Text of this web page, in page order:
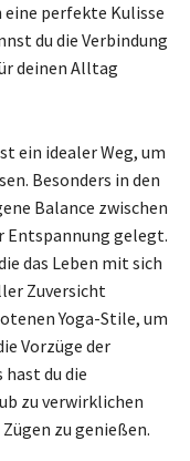
perfekte Kulisse
du die Verbindung
deinen Alltag
ein idealer Weg, um
Besonders in den
Balance zwischen
gelegt.
das Leben mit sich
Zuversicht
Yoga-Stile, um
Vorzüge der
du die
zu verwirklichen
zu genießen.